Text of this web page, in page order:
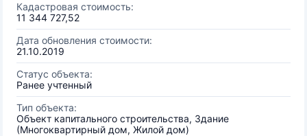
Кадастровая стоимость:
11 344 727,52
Дата обновления стоимости:
21.10.2019
Статус объекта:
Ранее учтенный
Тип объекта:
Объект капитального строительства, Здание
(Многоквартирный дом, Жилой дом)